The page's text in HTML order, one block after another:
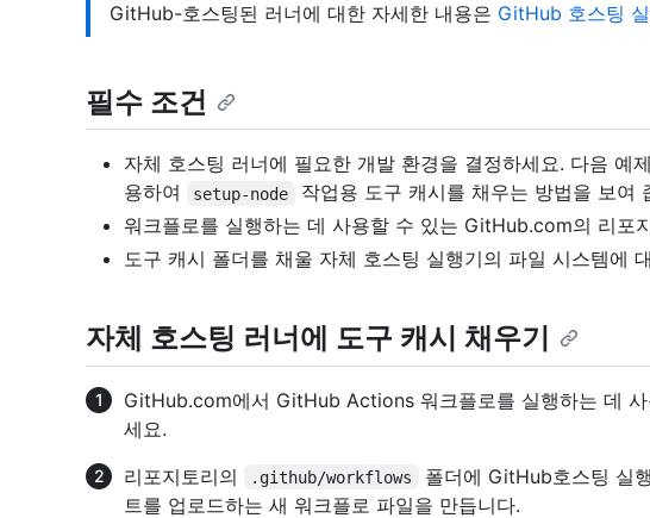
GitHub-호스팅된 러너에 대한 자세한 내용은 GitHub 호스팅
필수 조건
자체 호스팅 러너에 필요한 개발 환경을 결정하세요. 다음 예
용하여
setup-node
작업용 도구 캐시를 채우는 방법을 보여
워크플로를 실행하는 데 사용할 수 있는 GitHub.com의 리포
도구 캐시 폴더를 채울 자체 호스팅 실행기의 파일 시스템에
자체 호스팅 러너에 도구 캐시 채우기
GitHub.com에서 GitHub Actions 워크플로를 실행하는 데
세요.
리포지토리의
.github/workflows
폴더에 GitHub호스팅 실
트를 업로드하는 새 워크플로 파일을 만듭니다.